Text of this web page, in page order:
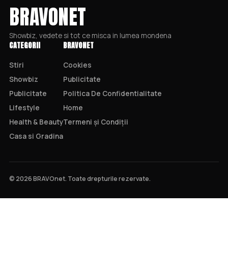
BRAVONET
Showbiz, vedete si tot ce misca in lumea mondena
CATEGORII
Stiri
Showbiz
Publicitate
Lifestyle
Health & Beauty
Casa si Gradina
BRAVONET
Cookies
Publicitate
Politica De Confidentialitate
Home
Termeni și Condiții
© 2026 BRAVOnet. Toate drepturile rezervate.